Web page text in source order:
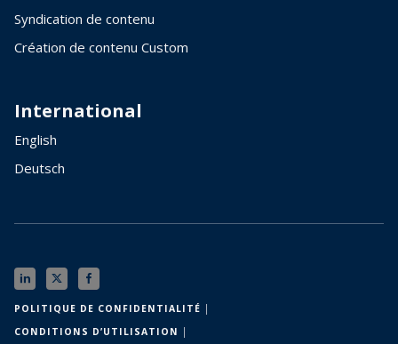
Syndication de contenu
Création de contenu Custom
International
English
Deutsch
POLITIQUE DE CONFIDENTIALITÉ │
CONDITIONS D’UTILISATION │